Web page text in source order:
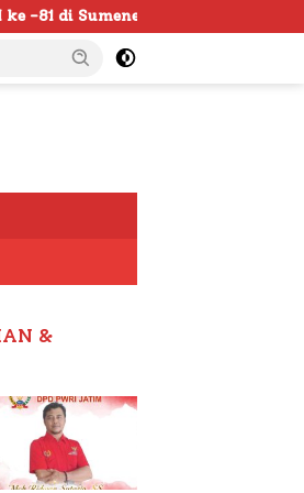
Bupati Fauzi Awali dengan
&